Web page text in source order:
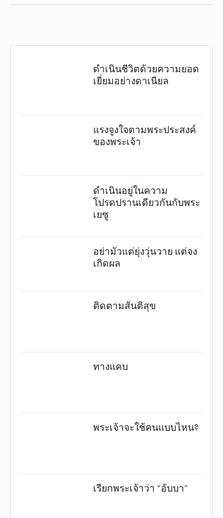
ดำเนินชีวิตด้วยความยอด
เยี่ยมอย่างดาเนียล
แรงจูงใจตามพระประสงค์
ของพระเจ้า
ดำเนินอยู่ในความ
โปรดปรานเดียวกันกับพระ
เยซู
อย่ามัวแต่ยุ่งวุ่นวาย แต่จง
เกิดผล
ติดตามสันติสุข
ทางแคบ
พระเจ้าจะใช้คนแบบไหน?
เรียกพระเจ้าว่า “อับบา”